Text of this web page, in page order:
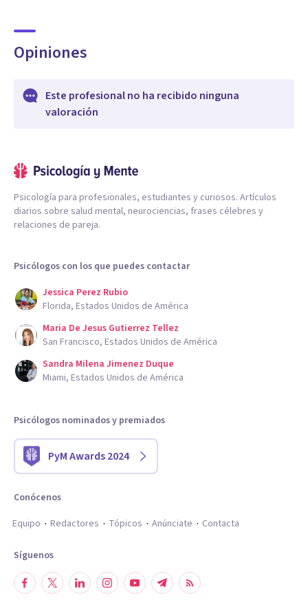
Opiniones
Este profesional no ha recibido ninguna
valoración
Psicología para profesionales, estudiantes y curiosos. Artículos
diarios sobre salud mental, neurociencias, frases célebres y
relaciones de pareja.
Psicólogos con los que puedes contactar
Jessica Perez Rubio
Florida, Estados Unidos de América
Maria De Jesus Gutierrez Tellez
San Francisco, Estados Unidos de América
Sandra Milena Jimenez Duque
Miami, Estados Unidos de América
Psicólogos nominados y premiados
PyM Awards 2024
Conócenos
Equipo
Redactores Tópicos Anúnciate Contacta
Síguenos